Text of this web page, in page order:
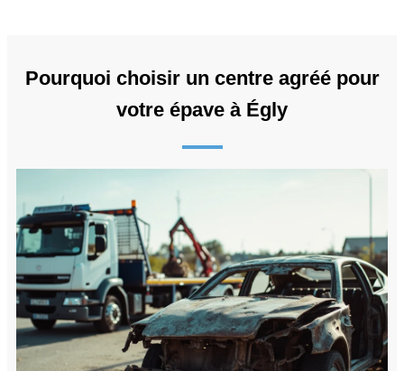
Pourquoi choisir un centre agréé pour
votre épave à Égly